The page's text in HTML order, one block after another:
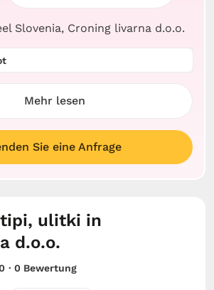
Slovenia, Croning livarna d.o.o.
Mehr lesen
Sie eine Anfrage
ulitki in
d.o.o.
· 0 Bewertung